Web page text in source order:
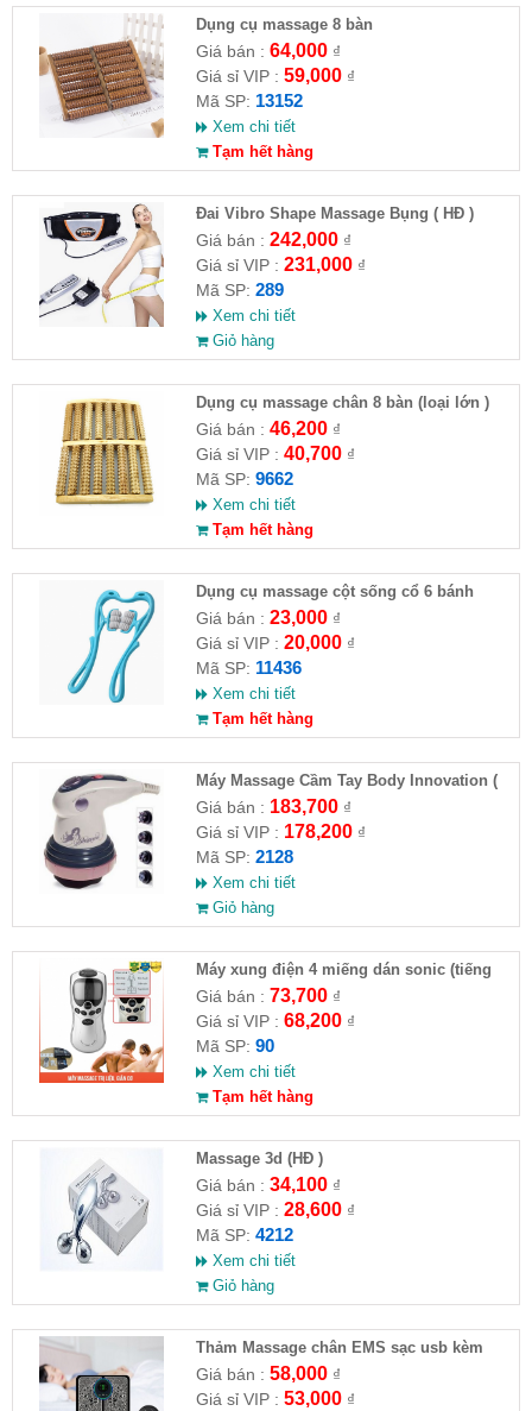
Dụng cụ massage 8 bàn
Giá bán : 64,000₫
Giá sỉ VIP : 59,000₫
Mã SP: 13152
Xem chi tiết
Tạm hết hàng
Đai Vibro Shape Massage Bụng ( HĐ )
Giá bán : 242,000₫
Giá sỉ VIP : 231,000₫
Mã SP: 289
Xem chi tiết
Giỏ hàng
Dụng cụ massage chân 8 bàn (loại lớn )
(HĐ)
Giá bán : 46,200₫
Giá sỉ VIP : 40,700₫
Mã SP: 9662
Xem chi tiết
Tạm hết hàng
Dụng cụ massage cột sống cổ 6 bánh
Giá bán : 23,000₫
Giá sỉ VIP : 20,000₫
Mã SP: 11436
Xem chi tiết
Tạm hết hàng
Máy Massage Cầm Tay Body Innovation (
HĐ )
Giá bán : 183,700₫
Giá sỉ VIP : 178,200₫
Mã SP: 2128
Xem chi tiết
Giỏ hàng
Máy xung điện 4 miếng dán sonic (tiếng
việt) ( HĐ )
Giá bán : 73,700₫
Giá sỉ VIP : 68,200₫
Mã SP: 90
Xem chi tiết
Tạm hết hàng
Massage 3d (HĐ )
Giá bán : 34,100₫
Giá sỉ VIP : 28,600₫
Mã SP: 4212
Xem chi tiết
Giỏ hàng
Thảm Massage chân EMS sạc usb kèm
remote
Giá bán : 58,000₫
Giá sỉ VIP : 53,000₫